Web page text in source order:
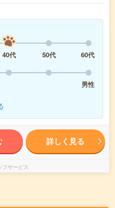
40代 50代
60代
男性
詳しく見る
フサービス